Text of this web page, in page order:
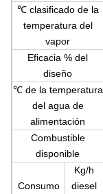
℃ clasificado de la
temperatura del
vapor
Eficacia % del
diseño
℃ de la temperatura
del agua de
alimentación
Combustible
disponible
Consumo
Kg/h
diesel